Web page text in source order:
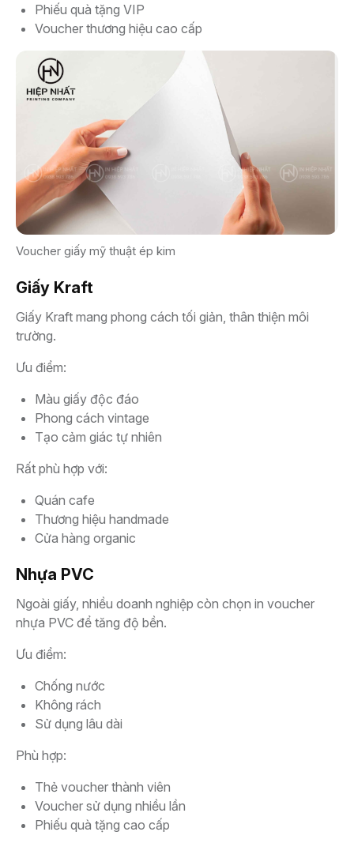
Phiếu quà tặng VIP
Voucher thương hiệu cao cấp
Voucher giấy mỹ thuật ép kim
Giấy Kraft
Giấy Kraft mang phong cách tối giản, thân thiện môi
trường.
Ưu điểm:
Màu giấy độc đáo
Phong cách vintage
Tạo cảm giác tự nhiên
Rất phù hợp với:
Quán cafe
Thương hiệu handmade
Cửa hàng organic
Nhựa PVC
Ngoài giấy, nhiều doanh nghiệp còn chọn in voucher
nhựa PVC để tăng độ bền.
Ưu điểm:
Chống nước
Không rách
Sử dụng lâu dài
Phù hợp:
Thẻ voucher thành viên
Voucher sử dụng nhiều lần
Phiếu quà tặng cao cấp